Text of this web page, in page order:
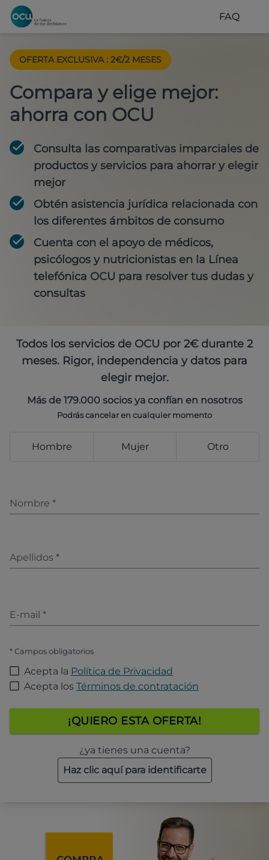
FAQ
OFERTA EXCLUSIVA : 2€/2 MESES
Compara y elige mejor:
ahorra con OCU
Consulta las comparativas imparciales de
productos y servicios para ahorrar y elegir
mejor
Obtén asistencia jurídica relacionada con
los diferentes ámbitos de consumo
Cuenta con el apoyo de médicos,
psicólogos y nutricionistas en la Línea
telefónica OCU para resolver tus dudas y
consultas
Todos los servicios de OCU por 2€ durante 2
meses. Rigor, independencia y datos para
elegir mejor.
Más de 179.000 socios ya confían en nosotros
Podrás cancelar en cualquier momento
Hombre Mujer Otro
Nombre *
Apellidos *
E-mail *
* Campos obligatorios
Acepta la Política de Privacidad
Acepta los Términos de contratación
¡QUIERO ESTA OFERTA!
¿ya tienes una cuenta?
Haz clic aquí para identificarte